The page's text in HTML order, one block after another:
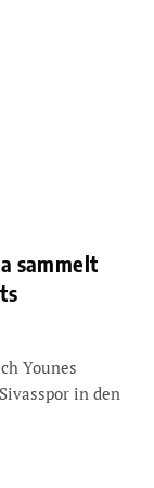
sammelt
Younes
in den